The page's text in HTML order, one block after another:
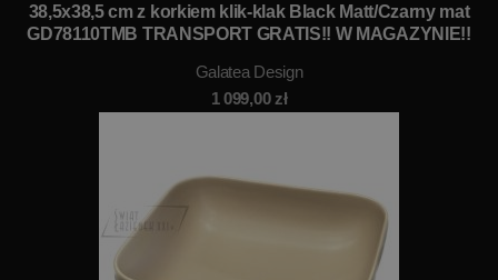
38,5x38,5 cm z korkiem klik-klak Black Matt/Czarny mat
GD78110TMB TRANSPORT GRATIS!! W MAGAZYNIE!!
Galatea Design
1 099,00zł